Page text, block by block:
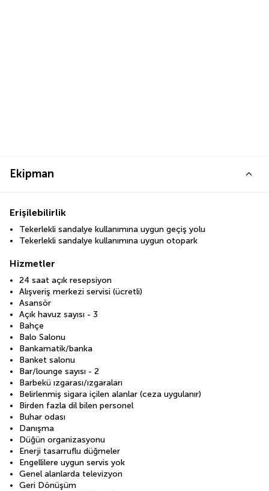
Ekipman
Erişilebilirlik
Tekerlekli sandalye kullanımına uygun geçiş yolu
Tekerlekli sandalye kullanımına uygun otopark
Hizmetler
24 saat açık resepsiyon
Alışveriş merkezi servisi (ücretli)
Asansör
Açık havuz sayısı - 3
Bahçe
Balo Salonu
Bankamatik/banka
Banket salonu
Bar/lounge sayısı - 2
Barbekü ızgarası/ızgaraları
Belirlenmiş sigara içilen alanlar (ceza uygulanır)
Birden fazla dil bilen personel
Buhar odası
Danışma
Düğün organizasyonu
Enerji tasarruflu düğmeler
Engellilere uygun servis yok
Genel alanlarda televizyon
Geri Dönüşüm